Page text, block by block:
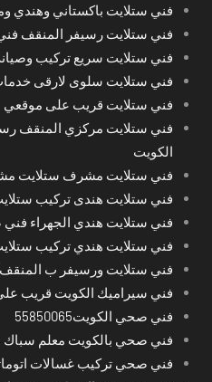
فني ستلايت باكستاني وهندي
فني ستلايت رسيفر المنقف
فني ستلايت سريع تركيب
فني ستلايت سلوى لارقى
فني ستلايت قريب على موقعي
الكويت
فني ستلايت مشرف ستلايت
فني ستلايت هندى تركيب
فني ستلايت هندي الجهراء فني
فني ستلايت هندي تركيب
فني ستلايت ورسيفر ب
فني سيراميك الكويت قريب
فني صحي الكويت55850065
فني صحي بالكويت معلم
فني صحي تركيب غسالات